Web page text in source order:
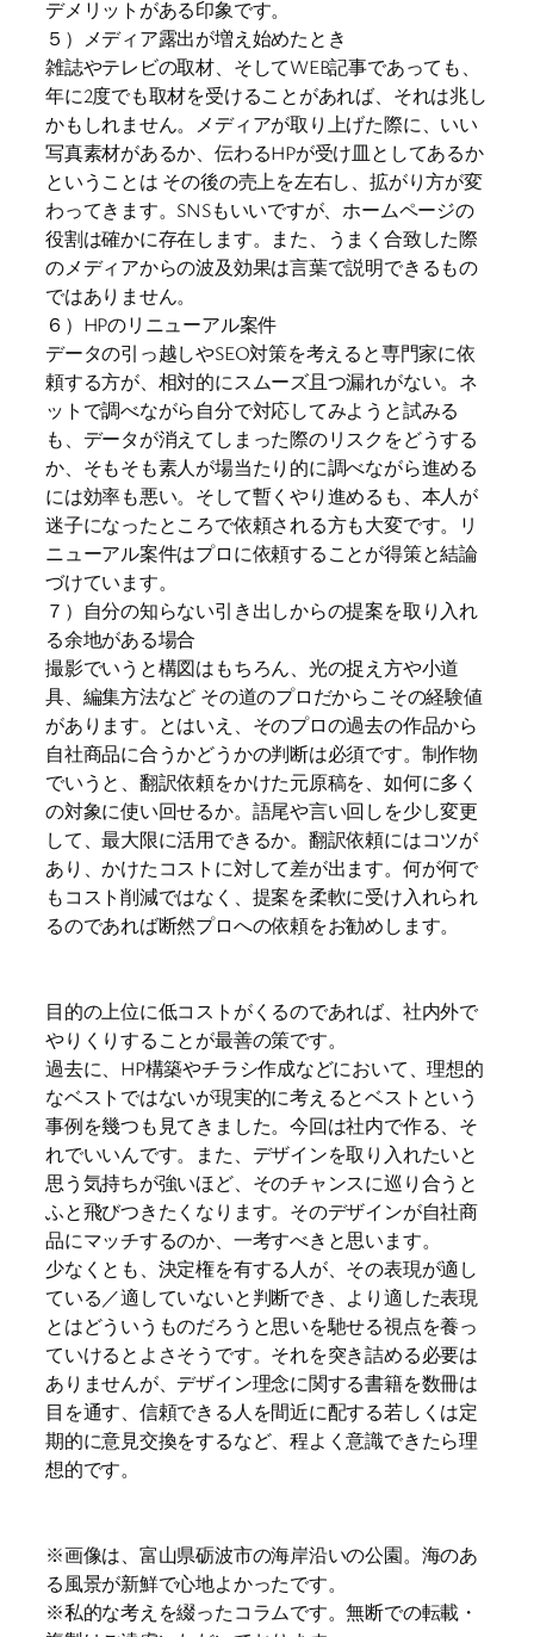
デメリットがある印象です。
５）メディア露出が増え始めたとき
雑誌やテレビの取材、そしてWEB記事であっても、
年に2度でも取材を受けることがあれば、それは兆し
かもしれません。メディアが取り上げた際に、いい
写真素材があるか、伝わるHPが受け皿としてあるか
ということは その後の売上を左右し、拡がり方が変
わってきます。SNSもいいですが、ホームページの
役割は確かに存在します。また、うまく合致した際
のメディアからの波及効果は言葉で説明できるもの
ではありません。
６）HPのリニューアル案件
データの引っ越しやSEO対策を考えると専門家に依
頼する方が、相対的にスムーズ且つ漏れがない。ネ
ットで調べながら自分で対応してみようと試みる
も、データが消えてしまった際のリスクをどうする
か、そもそも素人が場当たり的に調べながら進める
には効率も悪い。そして暫くやり進めるも、本人が
迷子になったところで依頼される方も大変です。リ
ニューアル案件はプロに依頼することが得策と結論
づけています。
７）自分の知らない引き出しからの提案を取り入れ
る余地がある場合
撮影でいうと構図はもちろん、光の捉え方や小道
具、編集方法など その道のプロだからこその経験値
があります。とはいえ、そのプロの過去の作品から
自社商品に合うかどうかの判断は必須です。制作物
でいうと、翻訳依頼をかけた元原稿を、如何に多く
の対象に使い回せるか。語尾や言い回しを少し変更
して、最大限に活用できるか。翻訳依頼にはコツが
あり、かけたコストに対して差が出ます。何が何で
もコスト削減ではなく、提案を柔軟に受け入れられ
るのであれば断然プロへの依頼をお勧めします。
目的の上位に低コストがくるのであれば、社内外で
やりくりすることが最善の策です。
過去に、HP構築やチラシ作成などにおいて、理想的
なベストではないが現実的に考えるとベストという
事例を幾つも見てきました。今回は社内で作る、そ
れでいいんです。また、デザインを取り入れたいと
思う気持ちが強いほど、そのチャンスに巡り合うと
ふと飛びつきたくなります。そのデザインが自社商
品にマッチするのか、一考すべきと思います。
少なくとも、決定権を有する人が、その表現が適し
ている／適していないと判断でき、より適した表現
とはどういうものだろうと思いを馳せる視点を養っ
ていけるとよさそうです。それを突き詰める必要は
ありませんが、デザイン理念に関する書籍を数冊は
目を通す、信頼できる人を間近に配する若しくは定
期的に意見交換をするなど、程よく意識できたら理
想的です。
※画像は、富山県砺波市の海岸沿いの公園。海のあ
る風景が新鮮で心地よかったです。
※私的な考えを綴ったコラムです。無断での転載・